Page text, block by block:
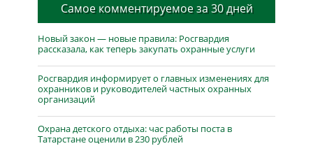
Самое комментируемое за 30 дней
Новый закон — новые правила: Росгвардия
рассказала, как теперь закупать охранные услуги
Росгвардия информирует о главных изменениях для
охранников и руководителей частных охранных
организаций
Охрана детского отдыха: час работы поста в
Татарстане оценили в 230 рублей